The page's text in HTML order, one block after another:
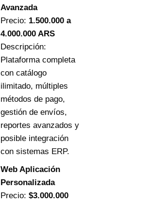
Avanzada
Precio: 1.500.000 a
4.000.000 ARS
Descripción:
Plataforma completa
con catálogo
ilimitado, múltiples
métodos de pago,
gestión de envíos,
reportes avanzados y
posible integración
con sistemas ERP.
Web Aplicación
Personalizada
Precio: $3.000.000